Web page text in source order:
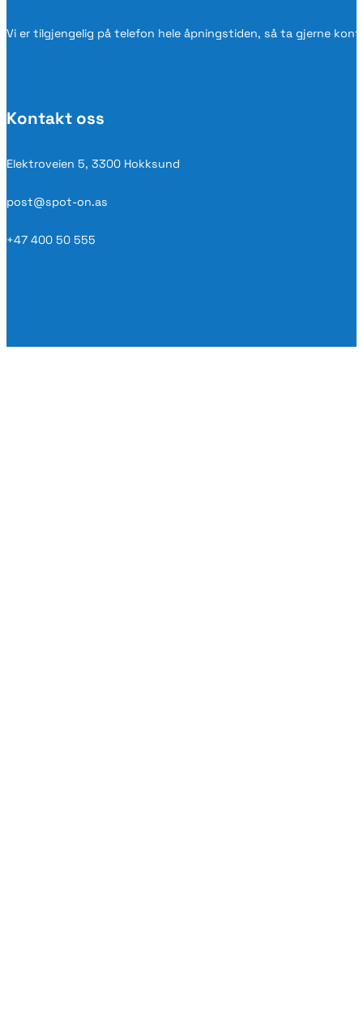
Vi er tilgjengelig på telefon hele åpningstiden, så ta gjerne
Kontakt oss
Elektroveien 5, 3300 Hokksund
post@spot-on.as
+47 400 50 555